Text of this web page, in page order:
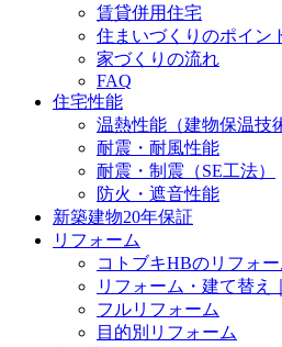
賃貸併用住宅
住まいづくりのポイン
家づくりの流れ
FAQ
住宅性能
温熱性能（建物保温技
耐震・耐風性能
耐震・制震（SE工法）
防火・遮音性能
新築建物20年保証
リフォーム
コトブキHBのリフォー
リフォーム・建て替え
フルリフォーム
目的別リフォーム